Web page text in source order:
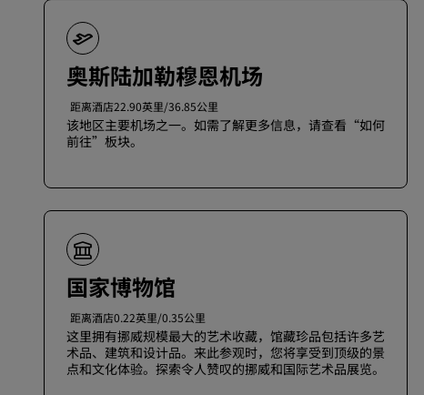
奥斯陆加勒穆恩机场
距离酒店22.90英里/36.85公里
该地区主要机场之一。如需了解更多信息，请查看“如何
前往”板块。
国家博物馆
距离酒店0.22英里/0.35公里
这里拥有挪威规模最大的艺术收藏，馆藏珍品包括许多艺
术品、建筑和设计品。来此参观时，您将享受到顶级的景
点和文化体验。探索令人赞叹的挪威和国际艺术品展览。